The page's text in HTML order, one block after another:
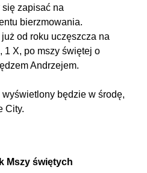
zapisać na
bierzmowania.
już od roku uczęszcza na
1 X, po mszy świętej o
Andrzejem.
będzie w środę,
City.
Mszy świętych